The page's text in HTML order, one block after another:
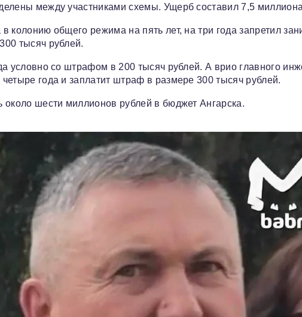
между участниками схемы. Ущерб составил 7,5
колонию общего режима на пять лет, на три года запретил
тысяч рублей.
условно со штрафом в 200 тысяч рублей. А врио главного
года и заплатит штраф в размере 300 тысяч рублей.
около шести миллионов рублей в бюджет Ангарска.